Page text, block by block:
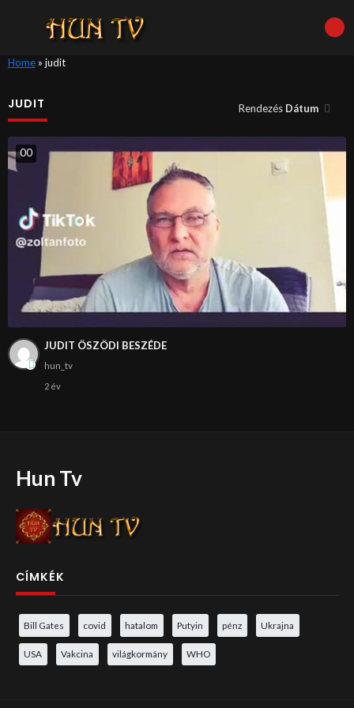
Home» judit
JUDIT Rendezés Dátum
00
JUDIT ÖSZÖDI BESZÉDE
hun_tv
2 év
Hun Tv
CÍMKÉK
Bill Gates covid hatalom Putyin pénz Ukrajna
USA Vakcina világkormány WHO